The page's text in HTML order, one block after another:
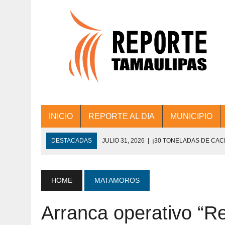
INICIO REPORTE AL DIA MUNICIPIO
DESTACADAS JULIO 31, 2026 | ¡30 TONELADAS DE
JULIO 30, 2026 | 💧🚰 ¡AGUA PARA LA COMUNIDAD!
¡TRABAJO EN EQUIPO Y RESULTADOS!
HOME MATAMOROS
Arranca operativo